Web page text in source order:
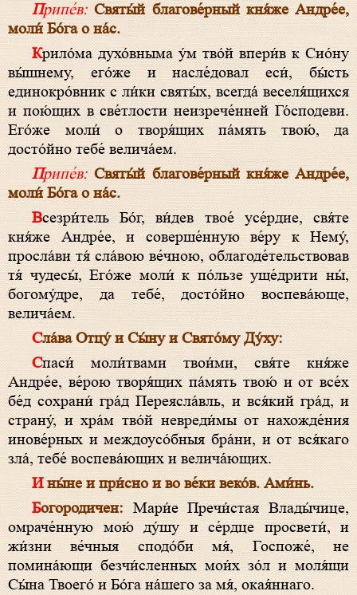
Припе́в: Святы́й благове́рный кня́же Андре́е,
моли́ Бо́га о на́с.
Крило́ма духо́вныма у́м тво́й впери́в к Сио́ну
вы́шнему, его́же и насле́довал еси́, бы́сть
единокро́вник с ли́ки святы́х, всегда́ веселя́щихся
и пою́щих в све́тлости неизрече́нней Го́сподеви.
Его́же моли́ о творя́щих па́мять твою́, да
досто́йно тебе́ велича́ем.
Припе́в: Святы́й благове́рный кня́же Андре́е,
моли́ Бо́га о на́с.
Всезри́тель Бо́г, ви́дев твое́ усе́рдие, свя́те
кня́же Андре́е, и соверше́нную ве́ру к Нему́,
просла́ви тя́ сла́вою ве́чною, облагоде́тельствовав
тя́ чудесы́, Его́же моли́ к по́льзе уще́дрити ны́,
богому́дре, да тебе́, досто́йно воспева́юще,
велича́ем.
Сла́ва Отцу́ и Сы́ну и Свято́му Ду́ху:
Спаси́ моли́твами твои́ми, свя́те кня́же
Андре́е, ве́рою творя́щих па́мять твою́ и от все́х
бе́д сохрани́ гра́д Переясла́вль, и вся́кий гра́д, и
страну́, и хра́м тво́й невреди́мы от нахожде́ния
инове́рных и междоусо́бныя бра́ни, и от вся́каго
зла́, тебе́ воспева́ющих и велича́ющих.
И ны́не и при́сно и во ве́ки веко́в. Ами́нь.
Богородичен:Мари́е Пречи́стая Влады́чице,
омраче́нную мою́ ду́шу и се́рдце просвети́, и
жи́зни ве́чныя сподо́би мя́, Госпоже́, не
помина́ющи безчи́сленных мои́х зо́л и моля́щи
Сы́на Твоего́ и Бо́га на́шего за мя́, окая́ннаго.